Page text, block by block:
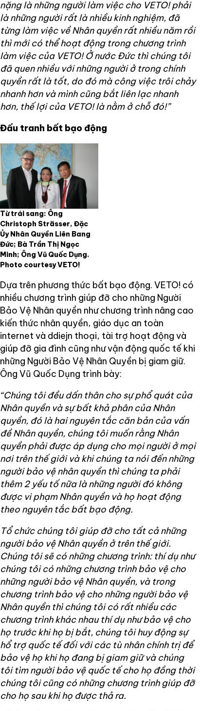
nặng là những người làm việc cho VETO! phải
là những người rất là nhiều kinh nghiệm, đã
từng làm việc về Nhân quyền rất nhiều năm rồi
thì mới có thể hoạt động trong chương trình
làm việc của VETO! Ở nước Đức thì chúng tôi
đã quen nhiều với những người ở trong chính
quyền rất là tốt, do đó mà công việc trôi chảy
nhanh hơn và mình cũng bắt liên lạc nhanh
hơn, thế lợi của VETO! là nằm ở chỗ đó!”
Đấu tranh bất bạo động
Từ trái sang: Ông
Christoph Strässer, Đặc
Ủy Nhân Quyền Liên Bang
Đức; Bà Trần Thị Ngọc
Minh; Ông Vũ Quốc Dụng.
Photo courtesy VETO!
Dựa trên phương thức bất bạo động. VETO! có
nhiều chương trình giúp đỡ cho những Người
Bảo Vệ Nhân quyền như chương trình nâng cao
kiến thức nhân quyền, giáo dục an toàn
internet và ddiejn thoại, tài trợ hoạt động và
giúp đỡ gia đình cũng như vận động quốc tế khi
những Người Bảo Vệ Nhân Quyền bị giam giữ.
Ông Vũ Quốc Dụng trình bày:
“Chúng tôi đều dấn thân cho sự phổ quát của
Nhân quyền và sự bất khả phân của Nhân
quyền, đó là hai nguyên tắc căn bản của vấn
đề Nhân quyền, chúng tôi muốn rằng Nhân
quyền phải được áp dụng cho mọi người ở mọi
nơi trên thế giới và khi chúng ta nói đến những
người bảo vệ nhân quyền thì chúng ta phải
thêm 2 yếu tố nữa là những người đó không
được vi phạm Nhân quyền và họ hoạt động
theo nguyên tắc bất bạo động.
Tổ chức chúng tôi giúp đỡ cho tất cả những
người bảo vệ Nhân quyền ở trên thế giới.
Chúng tôi sẽ có những chương trình: thí dụ như
chúng tôi có những chương trình bảo vệ cho
những người bảo vệ Nhân quyền, và trong
chương trình bảo vệ cho những người bảo vệ
Nhân quyền thì chúng tôi có rất nhiều các
chương trình khác nhau thí dụ như bảo vệ cho
họ trước khi họ bị bắt, chúng tôi huy động sự
hổ trợ quốc tế đối với các tù nhân chính trị để
bảo vệ họ khi họ đang bị giam giữ và chúng
tôi tìm người bảo vệ quốc tế cho họ đồng thời
chúng tôi cũng có những chương trình giúp đỡ
cho họ sau khi họ được thả ra.